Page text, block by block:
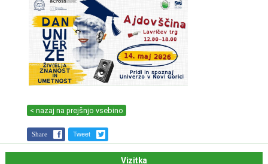
< nazaj na prejšnjo vsebino
Share Tweet
Vizitka